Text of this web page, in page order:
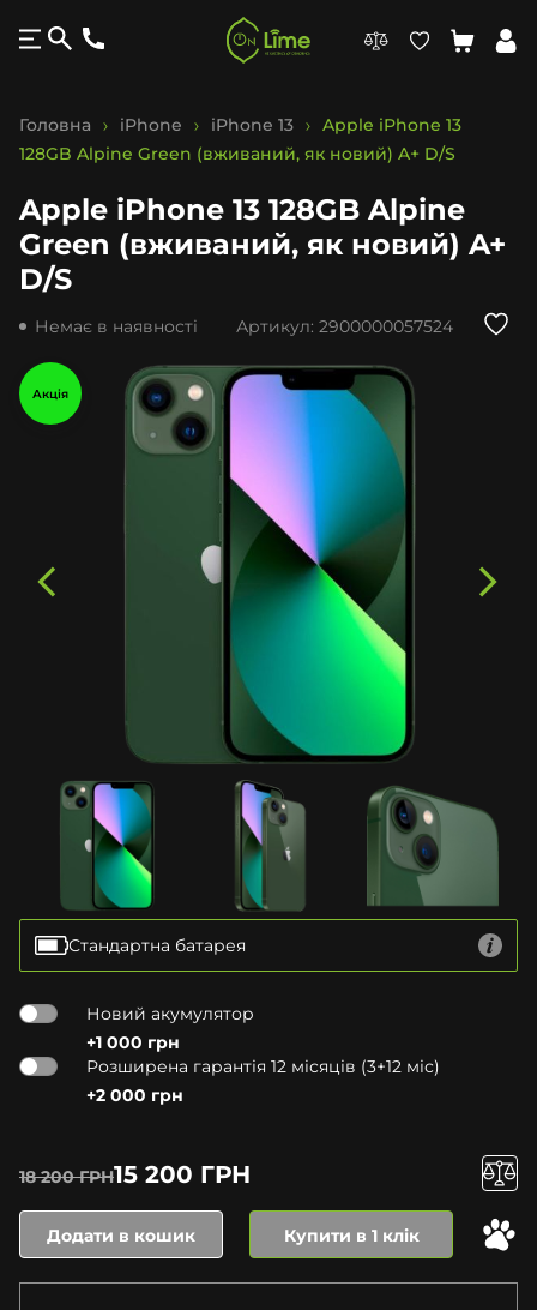
Головна iPhone iPhone 13
Apple iPhone 13
128GB Alpine Green (вживаний, як новий) A+ D/S
Apple iPhone 13 128GB Alpine
Green (вживаний, як новий) A+
D/S
Немає в наявності Артикул: 2900000057524
Акція
Стандартна батарея
Новий акумулятор
+1 000 грн
Розширена гарантія 12 місяців (3+12 міс)
+2 000 грн
18 200 ГРН15 200 ГРН
Додати в кошик Купити в 1 клік